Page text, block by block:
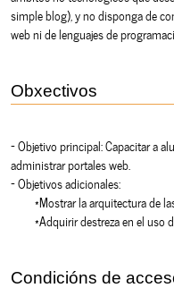
simple blog), y no disponga de
web ni de lenguajes de
Obxectivos
- Objetivo principal: Capacitar a
administrar portales web.
- Objetivos adicionales:
*Mostrar la arquitectura de
*Adquirir destreza en el uso
Condicións de